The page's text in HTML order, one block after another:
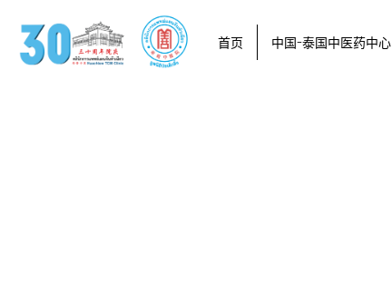
首页 中国-泰国中医药中心